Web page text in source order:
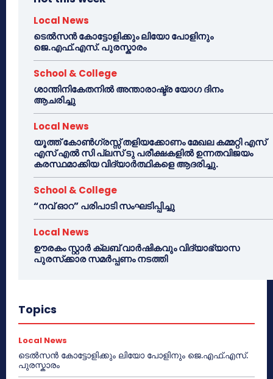
Local News
ടെൽസൻ കോട്ടോളിക്കും ലിയോ പോളിനും
ജെ.എഫ്.എസ്. പുരസ്കാരം
School & College
ശാന്തിനികേതനിൽ അന്താരാഷ്ട്ര യോഗ ദിനം
ആചരിച്ചു
Local News
യൂത്ത് കോൺഗ്രസ്സ് തളിയക്കോണം മേഖല കമ്മറ്റി എസ്
എസ് എൽ സി പ്ലസ് ടു പരീക്ഷകളിൽ ഉന്നതവിജയം
കരസ്ഥമാക്കിയ വിദ്യാർത്ഥികളെ ആദരിച്ചു.
School & College
“നവ് ഓറ” പരിപാടി സംഘടിപ്പിച്ചു
Local News
ഊരകം സ്റ്റാർ ക്ലബ് വാർഷികവും വിദ്യാഭ്യാസ
പുരസ്‌ക്കാര സമർപ്പണം നടത്തി
Topics
Local News
ടെൽസൻ കോട്ടോളിക്കും ലിയോ പോളിനും ജെ.എഫ്.എസ്.
പുരസ്കാരം